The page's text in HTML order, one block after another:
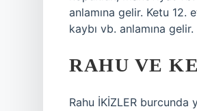
anlamına gelir. Ketu
kaybı vb. anlamına gelir.
RAHU VE
Rahu İKİZLER